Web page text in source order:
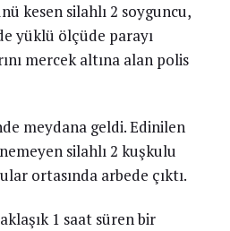
kesen silahlı 2 soyguncu,
yüklü ölçüde parayı
mercek altına alan polis
meydana geldi. Edinilen
silahlı 2 kuşkulu
ortasında arbede çıktı.
1 saat süren bir